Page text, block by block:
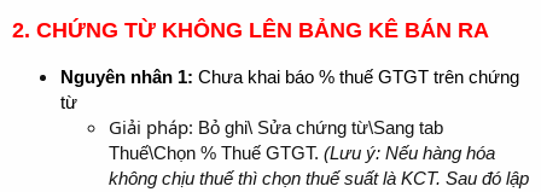
2. CHỨNG TỪ KHÔNG LÊN BẢNG KÊ BÁN RA
Nguyên nhân 1: Chưa khai báo % thuế GTGT trên chứng
từ
Giải pháp: Bỏ ghi\ Sửa chứng từ\Sang tab
Thuế\Chọn % Thuế GTGT. (Lưu ý: Nếu hàng hóa
không chịu thuế thì chọn thuế suất là KCT. Sau đó lập